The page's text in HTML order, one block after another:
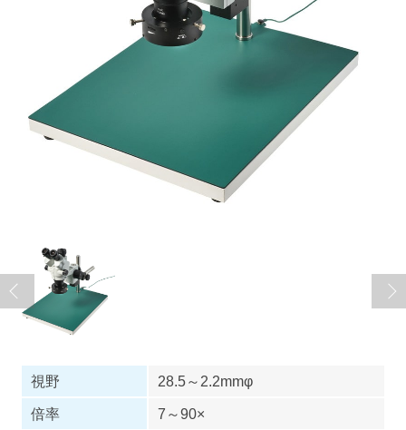
視野
28.5～2.2mmφ
倍率
7～90×